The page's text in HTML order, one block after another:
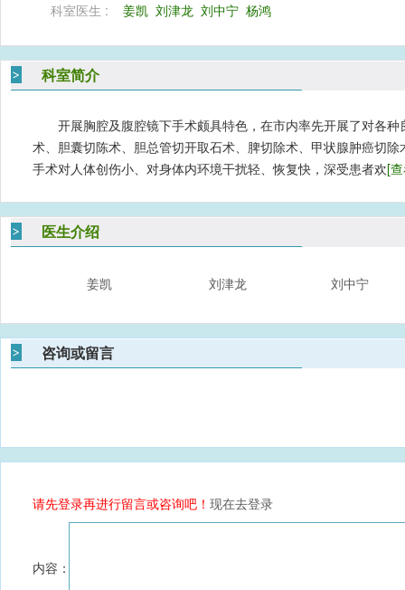
科室医生 :
姜凯 刘津龙 刘中宁 杨鸿
科室简介
开展胸腔及腹腔镜下手术颇具特色，在市内率先开展了对各
术、胆囊切陈术、胆总管切开取石术、脾切除术、甲状腺肿癌切
手术对人体创伤小、对身体内环境干扰轻、恢复快，深受患者欢[
医生介绍
姜凯 刘津龙 刘中宁